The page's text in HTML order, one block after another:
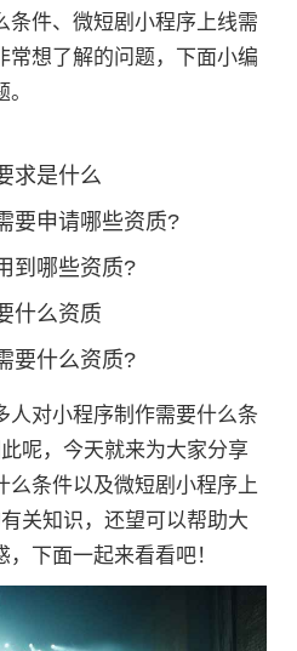
条件、微短剧小程序上线需
常想了解的问题，下面小编
求是什么
要申请哪些资质?
到哪些资质?
什么资质
要什么资质?
人对小程序制作需要什么条
呢，今天就来为大家分享
么条件以及微短剧小程序上
关知识，还望可以帮助大
下面一起来看看吧！